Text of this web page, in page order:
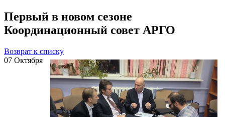
Первый в новом сезоне
Координационный совет АРГО
Возврат к списку
07 Октября